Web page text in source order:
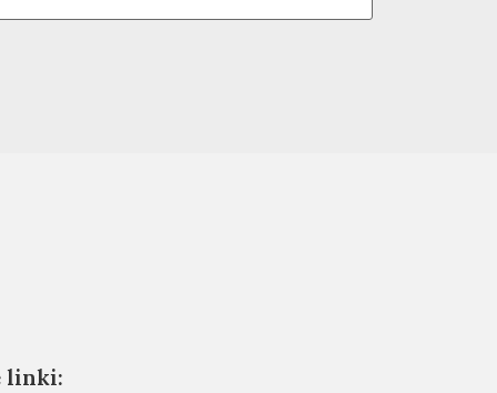
linki: